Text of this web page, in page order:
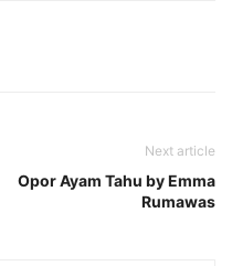
Next article
Opor Ayam Tahu by Emma
Rumawas